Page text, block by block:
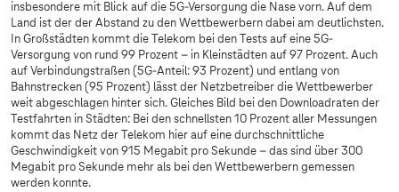
insbesondere mit Blick auf die 5G-Versorgung die Nase vorn. Auf dem
Land ist der der Abstand zu den Wettbewerbern dabei am deutlichsten.
In Großstädten kommt die Telekom bei den Tests auf eine 5G-
Versorgung von rund 99 Prozent – in Kleinstädten auf 97 Prozent. Auch
auf Verbindungstraßen (5G-Anteil: 93 Prozent) und entlang von
Bahnstrecken (95 Prozent) lässt der Netzbetreiber die Wettbewerber
weit abgeschlagen hinter sich. Gleiches Bild bei den Downloadraten der
Testfahrten in Städten: Bei den schnellsten 10 Prozent aller Messungen
kommt das Netz der Telekom hier auf eine durchschnittliche
Geschwindigkeit von 915 Megabit pro Sekunde – das sind über 300
Megabit pro Sekunde mehr als bei den Wettbewerbern gemessen
werden konnte.